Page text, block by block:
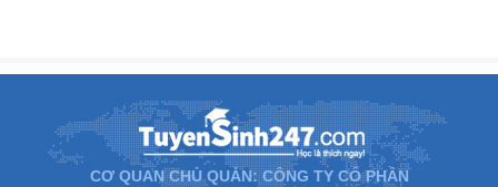
CƠ QUAN CHỦ QUẢN: CÔNG TY CỔ PHẦN